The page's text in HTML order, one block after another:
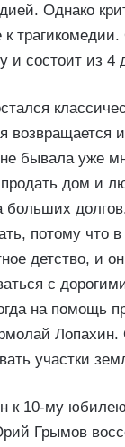
Однако
к
и состоит из 4
возвращается
бывала уже
дом и
потому что
детство, и
с
на помощь
Лопахин.
участки
к 10-му
Грымов